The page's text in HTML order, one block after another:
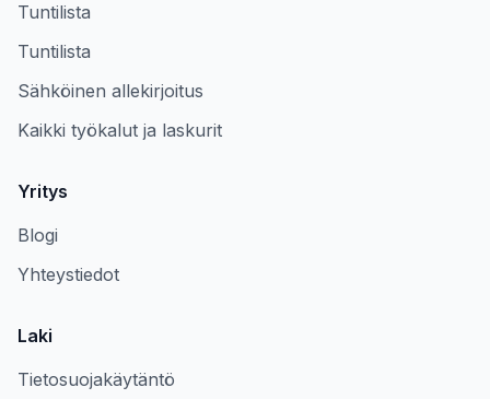
Tuntilista
Tuntilista
Sähköinen allekirjoitus
Kaikki työkalut ja laskurit
Yritys
Blogi
Yhteystiedot
Laki
Tietosuojakäytäntö